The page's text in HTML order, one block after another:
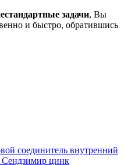
задачи, Вы
и быстро, обратившись